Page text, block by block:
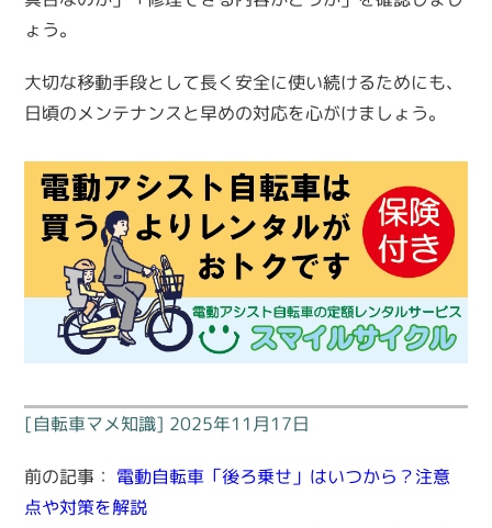
ょう。
大切な移動手段として長く安全に使い続けるためにも、
日頃のメンテナンスと早めの対応を心がけましょう。
[自転車マメ知識] 2025年11月17日
前の記事： 電動自転車「後ろ乗せ」はいつから？注意
点や対策を解説